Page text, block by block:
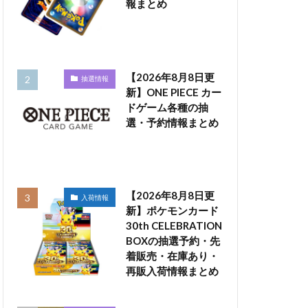
報まとめ
抽選情報
【2026年8月8日更
新】ONE PIECE カー
ドゲーム各種の抽
選・予約情報まとめ
入荷情報
【2026年8月8日更
新】ポケモンカード
30th CELEBRATION
BOXの抽選予約・先
着販売・在庫あり・
再販入荷情報まとめ